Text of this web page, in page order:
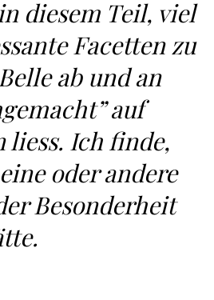
diesem Teil, viel
Facetten zu
ab und an
auf
Ich finde,
oder andere
Besonderheit